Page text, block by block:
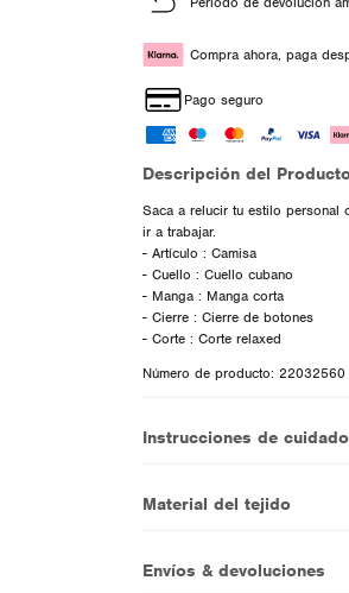
Compra ahora, paga
Pago seguro
Descripción del
Saca a relucir tu estilo personal
ir a trabajar.
- Artículo : Camisa
- Cuello : Cuello cubano
- Manga : Manga corta
- Cierre : Cierre de botones
Número de producto: 22032560
Instrucciones de cuidado
Material del tejido
Envíos & devoluciones